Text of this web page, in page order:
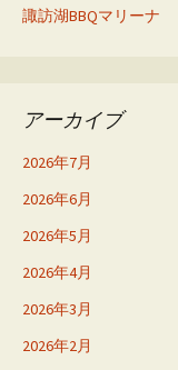
諏訪湖BBQマリーナ
アーカイブ
2026年7月
2026年6月
2026年5月
2026年4月
2026年3月
2026年2月